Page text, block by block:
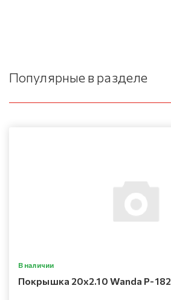
Популярные в разделе
В наличии
Покрышка 20х2.10 Wanda P-182